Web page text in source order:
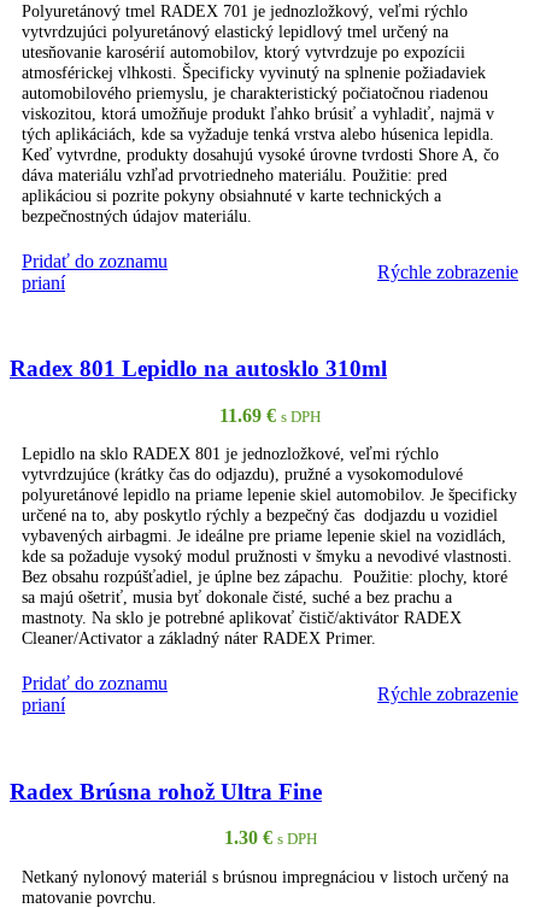
Polyuretánový tmel RADEX 701 je jednozložkový, veľmi rýchlo
vytvrdzujúci polyuretánový elastický lepidlový tmel určený na
utesňovanie karosérií automobilov, ktorý vytvrdzuje po expozícii
atmosférickej vlhkosti. Špecificky vyvinutý na splnenie požiadaviek
automobilového priemyslu, je charakteristický počiatočnou riadenou
viskozitou, ktorá umožňuje produkt ľahko brúsiť a vyhladiť, najmä v
tých aplikáciách, kde sa vyžaduje tenká vrstva alebo húsenica lepidla.
Keď vytvrdne, produkty dosahujú vysoké úrovne tvrdosti Shore A, čo
dáva materiálu vzhľad prvotriedneho materiálu. Použitie: pred
aplikáciou si pozrite pokyny obsiahnuté v karte technických a
bezpečnostných údajov materiálu.
Pridať do zoznamu
prianí
Rýchle zobrazenie
Radex 801 Lepidlo na autosklo 310ml
11.69 € s DPH
Lepidlo na sklo RADEX 801 je jednozložkové, veľmi rýchlo
vytvrdzujúce (krátky čas do odjazdu), pružné a vysokomodulové
polyuretánové lepidlo na priame lepenie skiel automobilov. Je špecificky
určené na to, aby poskytlo rýchly a bezpečný čas dodjazdu u vozidiel
vybavených airbagmi. Je ideálne pre priame lepenie skiel na vozidlách,
kde sa požaduje vysoký modul pružnosti v šmyku a nevodivé vlastnosti.
Bez obsahu rozpúšťadiel, je úplne bez zápachu. Použitie: plochy, ktoré
sa majú ošetriť, musia byť dokonale čisté, suché a bez prachu a
mastnoty. Na sklo je potrebné aplikovať čistič/aktivátor RADEX
Cleaner/Activator a základný náter RADEX Primer.
Pridať do zoznamu
prianí
Rýchle zobrazenie
Radex Brúsna rohož Ultra Fine
1.30 € s DPH
Netkaný nylonový materiál s brúsnou impregnáciou v listoch určený na
matovanie povrchu.